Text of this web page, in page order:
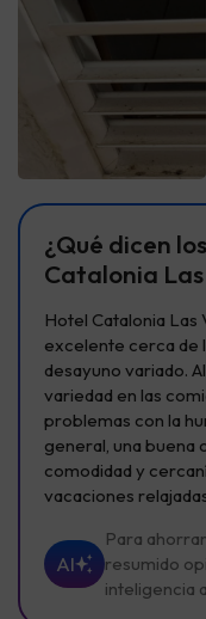
¿Qué dicen
Catalonia
Hotel Catalonia Las
excelente cerca de
desayuno variado.
variedad en las
problemas con la
general, una buena
comodidad y
vacaciones
AI
Para
resumido
inteligencia